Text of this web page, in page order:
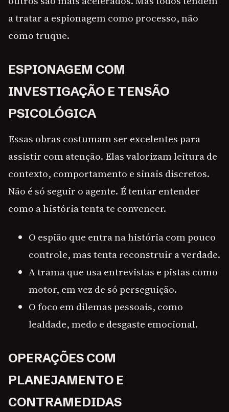
a tratar a espionagem como processo, não
como truque.
ESPIONAGEM COM
INVESTIGAÇÃO E TENSÃO
PSICOLÓGICA
Essas obras costumam ser excelentes para
assistir com atenção. Elas valorizam leitura de
contexto, comportamento e sinais discretos.
Não é só seguir o agente. É tentar entender
como a história tenta te convencer.
O espião que entra na história com pouco
controle, mas tenta reconstruir a verdade.
A trama que usa entrevistas e pistas como
motor, em vez de só perseguição.
O foco em dilemas pessoais, como
lealdade, medo e desgaste emocional.
OPERAÇÕES COM
PLANEJAMENTO E
CONTRAMEDIDAS